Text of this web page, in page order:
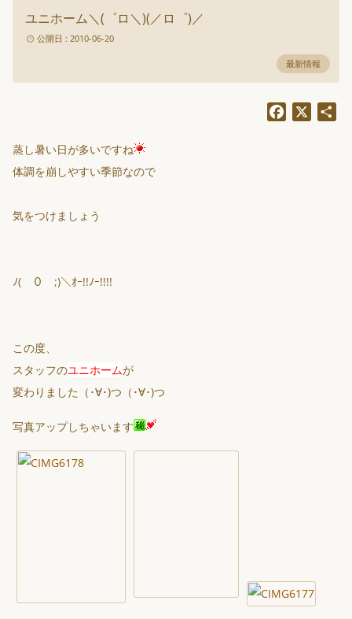
ユニホーム＼(゜ロ＼)(／ロ゜)／
公開日 : 2010-06-20
最新情報
Facebook
蒸し暑い日が多いですね
体調を崩しやすい季節なので
気をつけましょう
ﾉ(￣０￣;)＼ｵｰ!!ﾉｰ!!!!
この度、
スタッフのユニホームが
変わりました（･∀･)つ（･∀･)つ
写真アップしちゃいます